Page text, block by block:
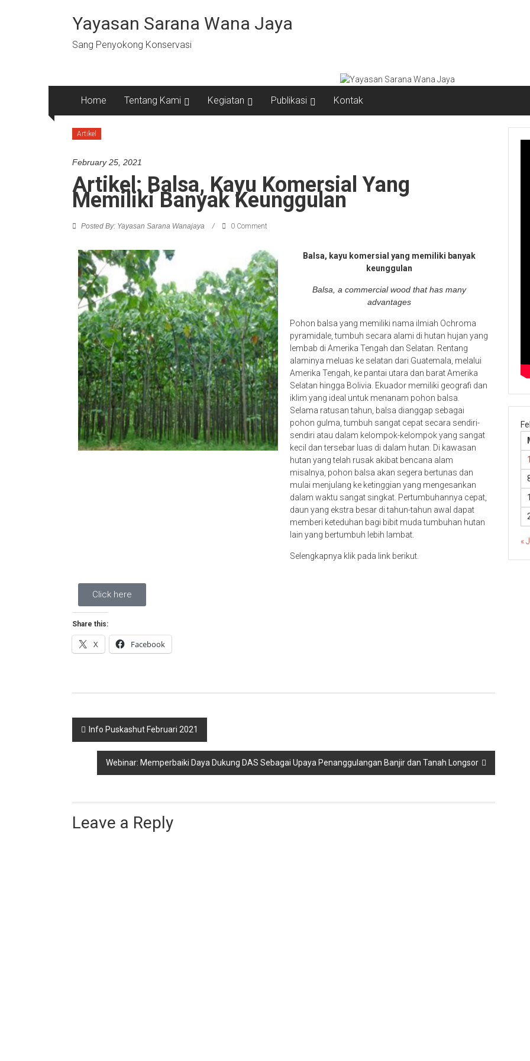
Yayasan Sarana Wana Jaya
Sang Penyokong Konservasi
Home Tentang Kami Kegiatan Publikasi Kontak
Artikel
February 25, 2021
Artikel: Balsa, Kayu Komersial Yang
Memiliki Banyak Keunggulan
Posted By: Yayasan Sarana Wanajaya 0 Comment
Balsa, kayu komersial yang memiliki banyak
keunggulan
Balsa, a commercial wood that has many
advantages
Pohon balsa yang memiliki nama ilmiah Ochroma
pyramidale, tumbuh secara alami di hutan hujan yang
lembab di Amerika Tengah dan Selatan. Rentang
alaminya meluas ke selatan dari Guatemala, melalui
Amerika Tengah, ke pantai utara dan barat Amerika
Selatan hingga Bolivia. Ekuador memiliki geografi dan
iklim yang ideal untuk menanam pohon balsa.
Selama ratusan tahun, balsa dianggap sebagai
pohon gulma, tumbuh sangat cepat secara sendiri-
sendiri atau dalam kelompok-kelompok yang sangat
kecil dan tersebar luas di dalam hutan. Di kawasan
hutan yang telah rusak akibat bencana alam
misalnya, pohon balsa akan segera bertunas dan
mulai menjulang ke ketinggian yang mengesankan
dalam waktu sangat singkat. Pertumbuhannya cepat,
daun yang ekstra besar di tahun-tahun awal dapat
memberi keteduhan bagi bibit muda tumbuhan hutan
lain yang bertumbuh lebih lambat.
Selengkapnya klik pada link berikut.
Click here
Share this:
X Facebook
Info Puskashut Februari 2021
Webinar: Memperbaiki Daya Dukung DAS Sebagai Upaya Penanggulangan Banjir dan Tanah Longsor
Leave a Reply
1
«